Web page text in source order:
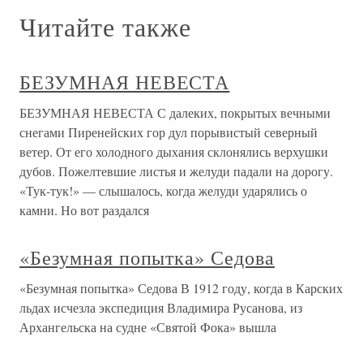
Читайте также
БЕЗУМНАЯ НЕВЕСТА
БЕЗУМНАЯ НЕВЕСТА С далеких, покрытых вечными
снегами Пиренейских гор дул порывистый северный
ветер. От его холодного дыхания склонялись верхушки
дубов. Пожелтевшие листья и желуди падали на дорогу.
«Тук-тук!» — слышалось, когда желуди ударялись о
камни. Но вот раздался
«Безумная попытка» Седова
«Безумная попытка» Седова В 1912 году, когда в Карских
льдах исчезла экспедиция Владимира Русанова, из
Архангельска на судне «Святой Фока» вышла